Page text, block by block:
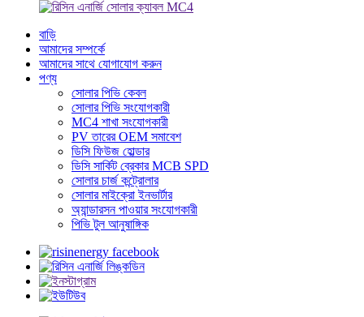
বাড়ি
আমাদের সম্পর্কে
আমাদের সাথে যোগাযোগ করুন
পণ্য
সোলার পিভি কেবল
সোলার পিভি সংযোগকারী
MC4 শাখা সংযোগকারী
PV তারের OEM সমাবেশ
ডিসি ফিউজ হোল্ডার
ডিসি সার্কিট ব্রেকার MCB SPD
সোলার চার্জ কন্ট্রোলার
সোলার মাইক্রো ইনভার্টার
অ্যান্ডারসন পাওয়ার সংযোগকারী
পিভি টুল আনুষাঙ্গিক